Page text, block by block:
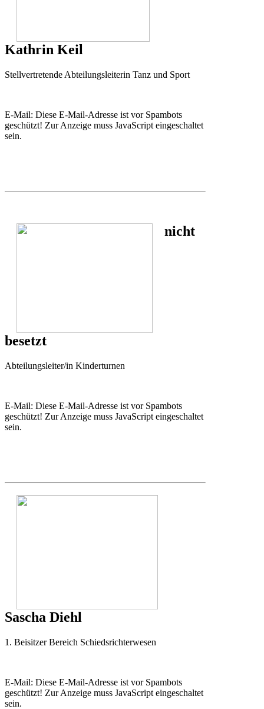
Kathrin Keil
Stellvertretende Abteilungsleiterin Tanz und Sport
E-Mail: Diese E-Mail-Adresse ist vor Spambots
geschützt! Zur Anzeige muss JavaScript eingeschaltet
sein.
nicht
besetzt
Abteilungsleiter/in Kinderturnen
E-Mail: Diese E-Mail-Adresse ist vor Spambots
geschützt! Zur Anzeige muss JavaScript eingeschaltet
sein.
Sascha Diehl
1. Beisitzer Bereich Schiedsrichterwesen
E-Mail: Diese E-Mail-Adresse ist vor Spambots
geschützt! Zur Anzeige muss JavaScript eingeschaltet
sein.